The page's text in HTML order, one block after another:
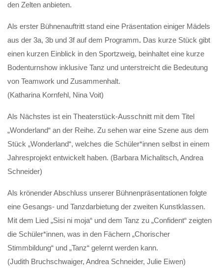
den Zelten anbieten.
Als erster Bühnenauftritt stand eine Präsentation einiger Mädels
aus der 3a, 3b und 3f auf dem Programm. Das kurze Stück gibt
einen kurzen Einblick in den Sportzweig, beinhaltet eine kurze
Bodenturnshow inklusive Tanz und unterstreicht die Bedeutung
von Teamwork und Zusammenhalt.
(Katharina Kornfehl, Nina Voit)
Als Nächstes ist ein Theaterstück-Ausschnitt mit dem Titel
„Wonderland“ an der Reihe. Zu sehen war eine Szene aus dem
Stück „Wonderland“, welches die Schüler*innen selbst in einem
Jahresprojekt entwickelt haben. (Barbara Michalitsch, Andrea
Schneider)
Als krönender Abschluss unserer Bühnenpräsentationen folgte
eine Gesangs- und Tanzdarbietung der zweiten Kunstklassen.
Mit dem Lied „Sisi ni moja“ und dem Tanz zu „Confident“ zeigten
die Schüler*innen, was in den Fächern „Chorischer
Stimmbildung“ und „Tanz“ gelernt werden kann.
(Judith Bruchschwaiger, Andrea Schneider, Julie Eiwen)